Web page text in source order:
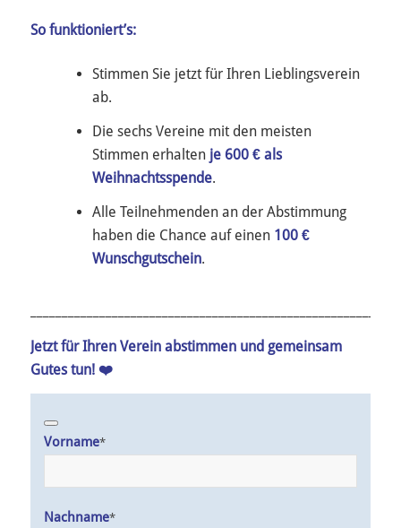
So funktioniert’s:
Stimmen Sie jetzt für Ihren Lieblingsverein
ab.
Die sechs Vereine mit den meisten
Stimmen erhalten je 600 € als
Weihnachtsspende.
Alle Teilnehmenden an der Abstimmung
haben die Chance auf einen 100 €
Wunschgutschein.
Jetzt für Ihren Verein abstimmen und gemeinsam
Gutes tun! ❤️
Vorname*
Nachname*